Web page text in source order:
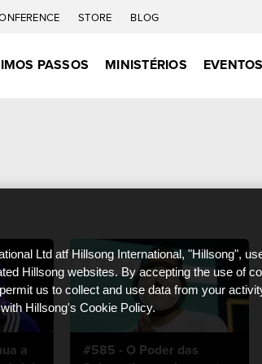
STORE BLOG
PASSOS MINISTÉRIOS EVENTOS
a
#585 - O Poder das
Ltd atf Hillsong International, "Hillsong",
Hillsong websites. By accepting the use of
us to collect and use data from your
Hillsong's Cookie Policy.